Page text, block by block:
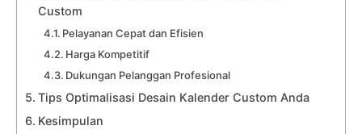
Custom
Pelayanan Cepat dan Efisien
Harga Kompetitif
Dukungan Pelanggan Profesional
Tips Optimalisasi Desain Kalender Custom Anda
Kesimpulan